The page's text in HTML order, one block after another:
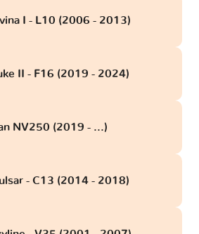
I - L10 (2006 - 2013)
II - F16 (2019 - 2024)
NV250 (2019 - ...)
- C13 (2014 - 2018)